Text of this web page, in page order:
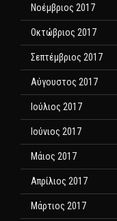
Νοέμβριος 2017
Οκτώβριος 2017
Σεπτέμβριος 2017
Αύγουστος 2017
Ιούλιος 2017
Ιούνιος 2017
Μάιος 2017
Απρίλιος 2017
Μάρτιος 2017